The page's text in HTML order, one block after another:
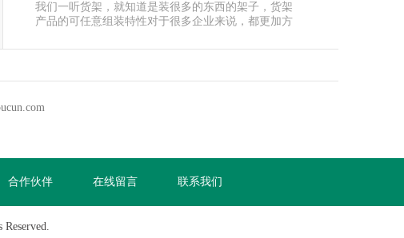
我们一听货架，就知道是装很多的东西的架子，货架
产品的可任意组装特性对于很多企业来说，都更加方
合作伙伴 在线留言 联系我们